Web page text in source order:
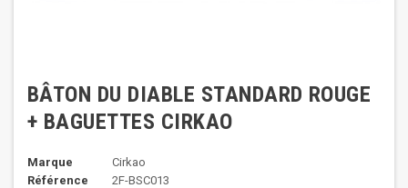
BÂTON DU DIABLE STANDARD ROUGE
+ BAGUETTES CIRKAO
Marque
Cirkao
Référence
2F-BSC013